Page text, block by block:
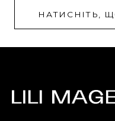
НАТИСНІТЬ,